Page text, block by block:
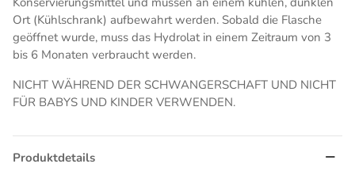
Ort (Kühlschrank) aufbewahrt werden. Sobald die Flasche
geöffnet wurde, muss das Hydrolat in einem Zeitraum von 3
bis 6 Monaten verbraucht werden.
NICHT WÄHREND DER SCHWANGERSCHAFT UND NICHT
FÜR BABYS UND KINDER VERWENDEN.
Produktdetails